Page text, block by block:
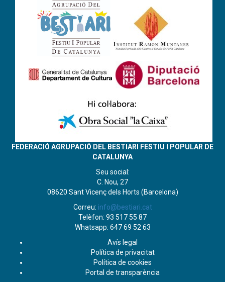
FEDERACIÓ AGRUPACIÓ DEL BESTIARI FESTIU I POPULAR DE
CATALUNYA
Seu social:
C. Nou, 27
08620 Sant Vicenç dels Horts (Barcelona)
Correu: info@bestiari.cat
Telèfon: 93 517 55 87
Whatsapp: 647 69 52 63
Avís legal
Política de privacitat
Política de cookies
Portal de transparència